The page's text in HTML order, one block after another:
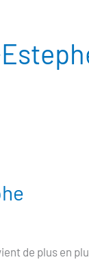
de plus en